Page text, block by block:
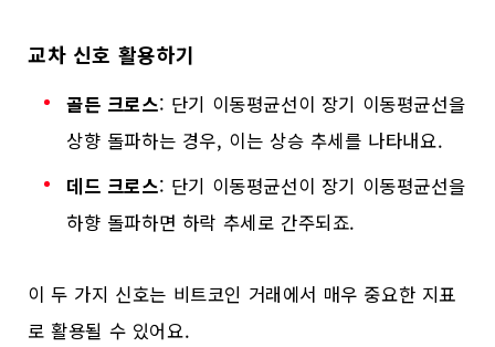
교차 신호 활용하기
골든 크로스: 단기 이동평균선이 장기 이동평균선을
상향 돌파하는 경우, 이는 상승 추세를 나타내요.
데드 크로스: 단기 이동평균선이 장기 이동평균선을
하향 돌파하면 하락 추세로 간주되죠.
이 두 가지 신호는 비트코인 거래에서 매우 중요한 지표
로 활용될 수 있어요.